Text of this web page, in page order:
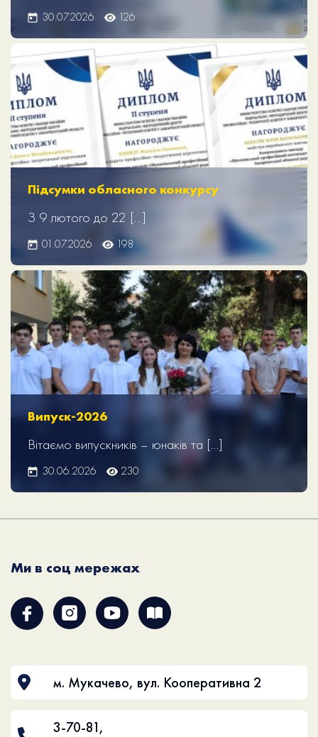
30.07.2026 126
Підсумки обласного конкурсу
З 9 лютого до 22 […]
01.07.2026 198
Випуск-2026
Вітаємо випускників – юнаків та […]
30.06.2026 230
Ми в соц мережах
м. Мукачево, вул. Кооперативна 2
3-70-81,